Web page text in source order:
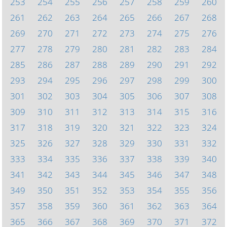
261
262 263 264 265 266 267
268
269
270 271 272 273 274 275
276
277
278 279 280 281 282 283
284
285
286 287 288 289 290 291
292
293
294 295 296 297 298 299
300
301
302 303 304 305 306 307
308
309
310 311 312 313 314 315
316
317
318 319 320 321 322 323
324
325
326 327 328 329 330 331
332
333
334 335 336 337 338 339
340
341
342 343 344 345 346 347
348
349
350 351 352 353 354 355
356
357
358 359 360 361 362 363
364
365
366 367 368 369 370 371 372